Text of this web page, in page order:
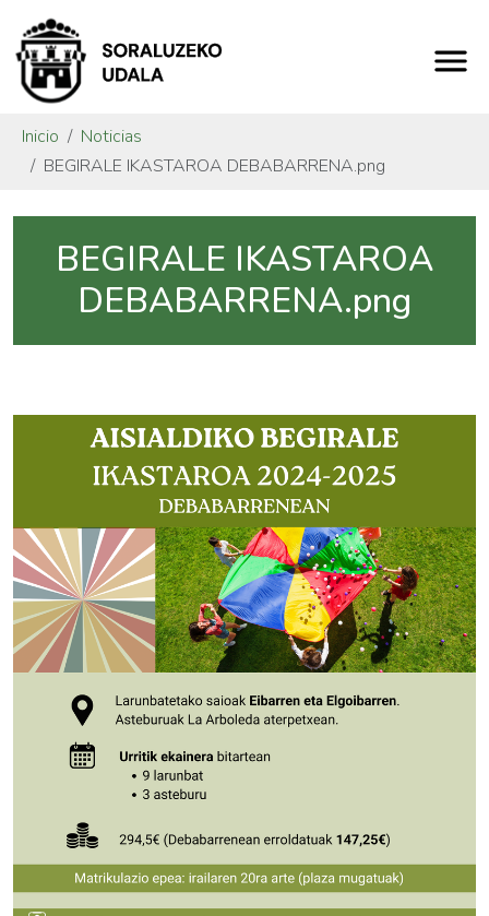
Inicio
Noticias
BEGIRALE IKASTAROA DEBABARRENA.png
BEGIRALE IKASTAROA
DEBABARRENA.png